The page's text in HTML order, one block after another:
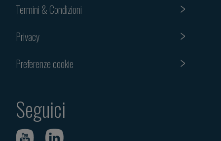
Termini & Condizioni
Privacy
Preferenze cookie
Seguici